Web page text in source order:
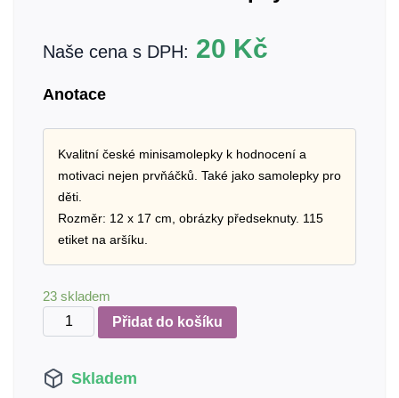
Naše cena s DPH: 20 Kč
Anotace
Kvalitní české minisamolepky k hodnocení a
motivaci nejen prvňáčků. Také jako samolepky pro
děti.
Rozměr: 12 x 17 cm, obrázky předseknuty. 115
etiket na aršíku.
23 skladem
Koťátka
minisamolepky
Přidat do košíku
Skladem